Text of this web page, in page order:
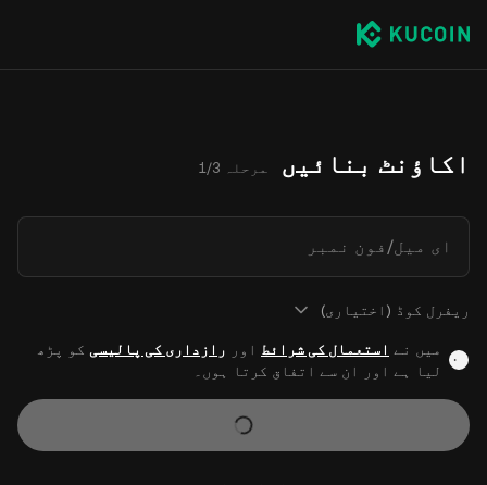
اکاؤنٹ بنائیں مرحلہ 1/3
ای میل/فون نمبر
ریفرل کوڈ (اختیاری)
میں نے استعمال کی شرائط اور رازداری کی پالیسی کو پڑھ
لیا ہے اور ان سے اتفاق کرتا ہوں۔